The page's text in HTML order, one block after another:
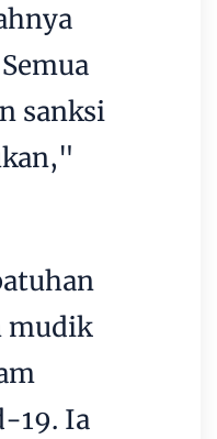
sanksi
mudik
19. Ia